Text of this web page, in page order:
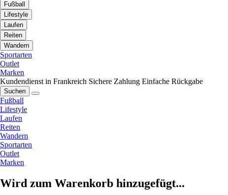
Fußball
Lifestyle
Laufen
Reiten
Wandern
Sportarten
Outlet
Marken
Kundendienst in Frankreich Sichere Zahlung Einfache Rückgabe
Suchen
Fußball
Lifestyle
Laufen
Reiten
Wandern
Sportarten
Outlet
Marken
Wird zum Warenkorb hinzugefügt...